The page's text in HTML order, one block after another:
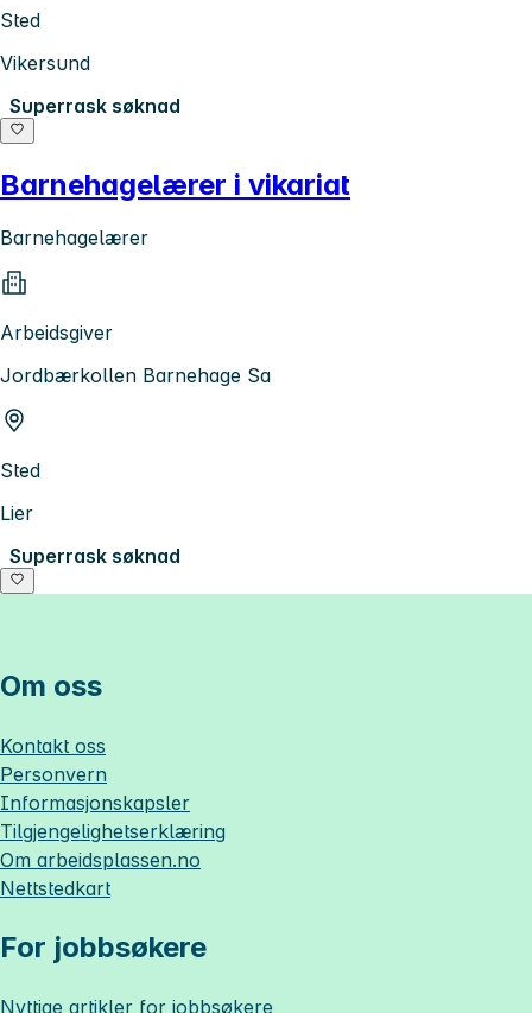
Sted
Vikersund
Superrask søknad
Barnehagelærer i vikariat
Barnehagelærer
Arbeidsgiver
Jordbærkollen Barnehage Sa
Sted
Lier
Superrask søknad
Om oss
Kontakt oss
Personvern
Informasjonskapsler
Tilgjengelighetserklæring
Om arbeidsplassen.no
Nettstedkart
For jobbsøkere
Nyttige artikler for jobbsøkere